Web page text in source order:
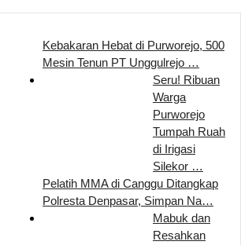
Kebakaran Hebat di Purworejo, 500
Mesin Tenun PT Unggulrejo …
Seru! Ribuan
Warga
Purworejo
Tumpah Ruah
di Irigasi
Silekor …
Pelatih MMA di Canggu Ditangkap
Polresta Denpasar, Simpan Na…
Mabuk dan
Resahkan